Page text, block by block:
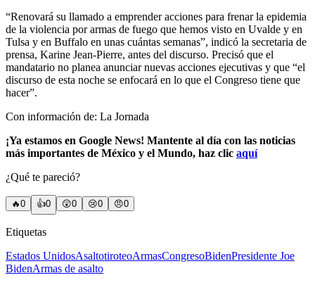
“Renovará su llamado a emprender acciones para frenar la epidemia
de la violencia por armas de fuego que hemos visto en Uvalde y en
Tulsa y en Buffalo en unas cuántas semanas”, indicó la secretaria de
prensa, Karine Jean-Pierre, antes del discurso. Precisó que el
mandatario no planea anunciar nuevas acciones ejecutivas y que “el
discurso de esta noche se enfocará en lo que el Congreso tiene que
hacer”.
Con información de: La Jornada
¡Ya estamos en Google News! Mantente al día con las noticias
más importantes de México y el Mundo, haz clic aquí
¿Qué te pareció?
🔥0 👍0 😲0 😢0 😠0
Etiquetas
Estados UnidosAsaltotiroteoArmasCongresoBidenPresidente Joe
BidenArmas de asalto